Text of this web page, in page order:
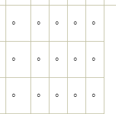
○ ○ ○ ○ ○
○ ○ ○ ○ ○
○ ○ ○ ○ ○